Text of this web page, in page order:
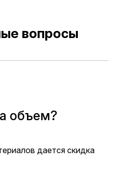
вопросы
объем?
дается скидка